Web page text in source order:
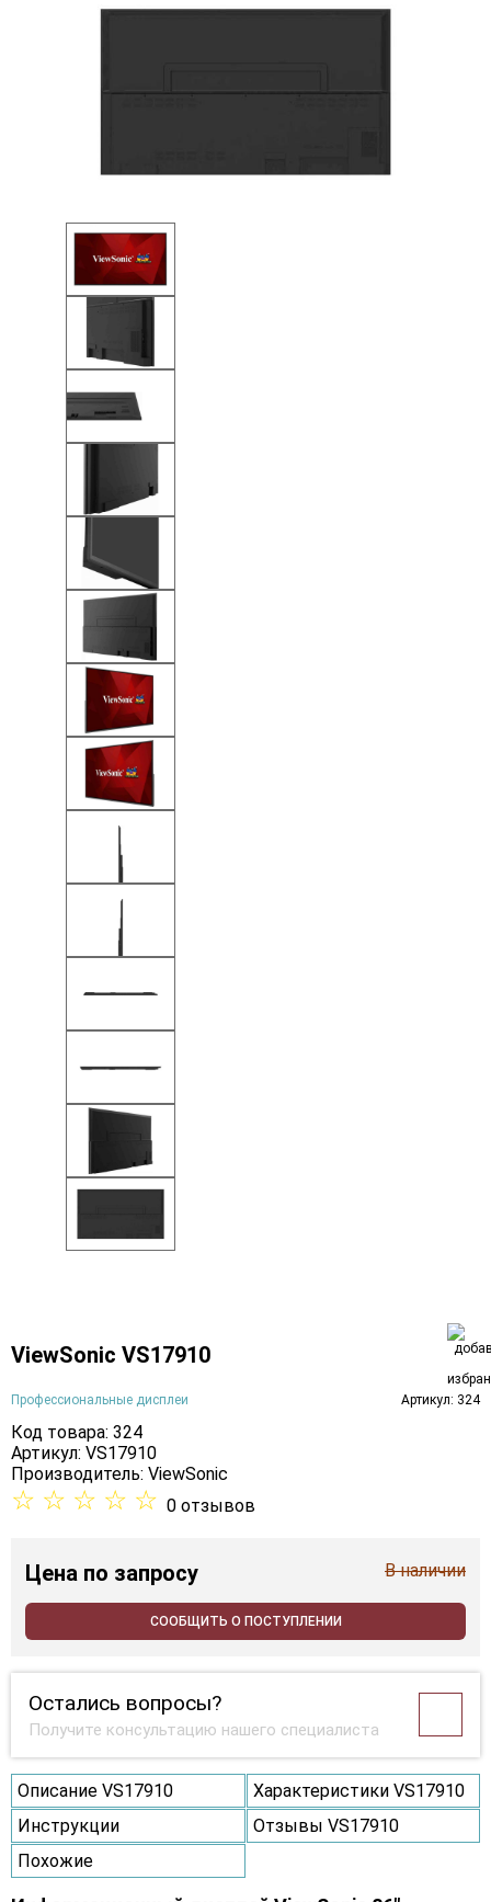
ViewSonic VS17910
Профессиональные дисплеи Артикул: 324
Код товара: 324
Артикул: VS17910
Производитель: ViewSonic
☆ ☆ ☆ ☆ ☆ 0 отзывов
Цена по запросу В наличии
СООБЩИТЬ О ПОСТУПЛЕНИИ
Остались вопросы?
Получите консультацию нашего специалиста
Описание VS17910
Характеристики VS17910
Инструкции
Отзывы VS17910
Похожие